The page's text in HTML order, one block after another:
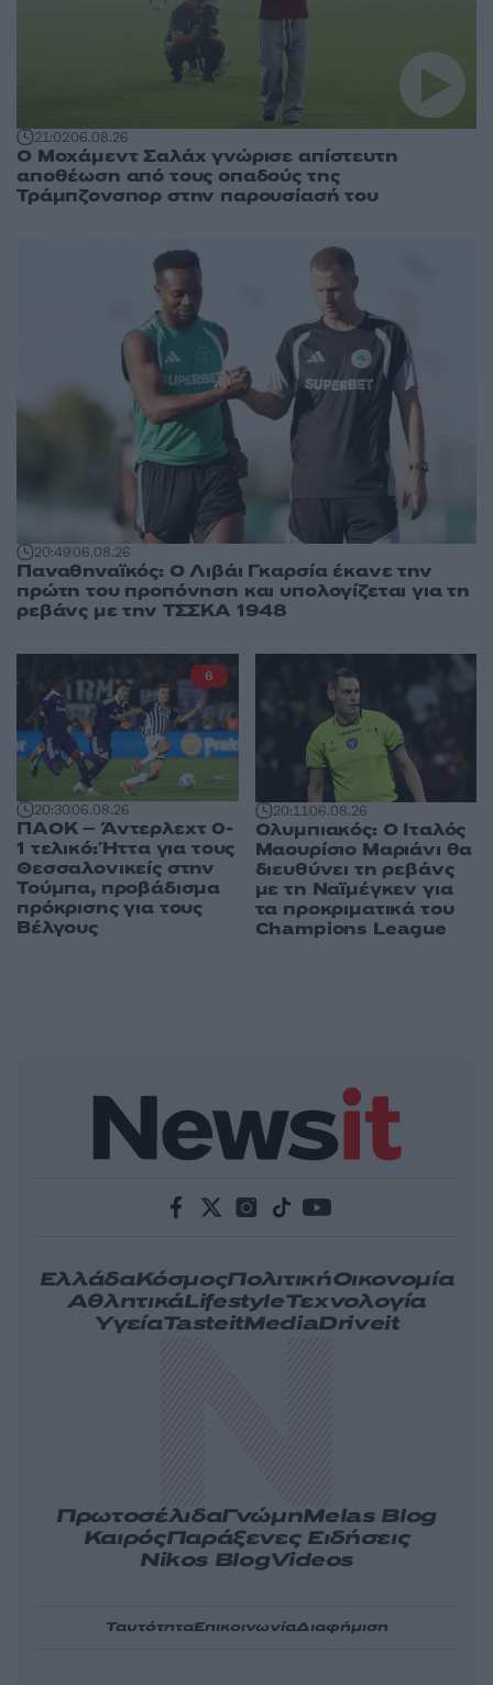
21:0206.08.26
Ο Μοχάμεντ Σαλάχ γνώρισε απίστευτη
αποθέωση από τους οπαδούς της
Τράμπζονσπορ στην παρουσίασή του
20:4906.08.26
Παναθηναϊκός: Ο Λιβάι Γκαρσία έκανε την
πρώτη του προπόνηση και υπολογίζεται για τη
ρεβάνς με την ΤΣΣΚΑ 1948
20:3006.08.26
ΠΑΟΚ – Άντερλεχτ 0-
1 τελικό: Ήττα για τους
Θεσσαλονικείς στην
Τούμπα, προβάδισμα
πρόκρισης για τους
Βέλγους
6
20:1106.08.26
Ολυμπιακός: Ο Ιταλός
Μαουρίσιο Μαριάνι θα
διευθύνει τη ρεβάνς
με τη Ναϊμέγκεν για
τα προκριματικά του
Champions League
ΕλλάδαΚόσμοςΠολιτικήΟικονομία
ΑθλητικάLifestyleΤεχνολογία
ΥγείαTasteitMediaDriveit
ΠρωτοσέλιδαΓνώμηMelas Blog
ΚαιρόςΠαράξενες Ειδήσεις
Nikos BlogVideos
ΤαυτότηταΕπικοινωνίαΔιαφήμιση